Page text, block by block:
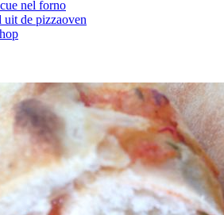
nel forno
uit de pizzaoven